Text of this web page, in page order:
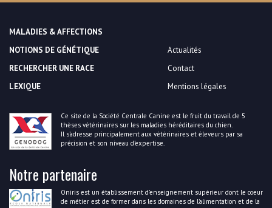
MALADIES & AFFECTIONS
NOTIONS DE GÉNÉTIQUE
RECHERCHER UNE RACE
LEXIQUE
Actualités
Contact
Mentions légales
Ce site de la Société Centrale Canine est le fruit du travail de 5
thèses vétérinaires sur les maladies héréditaires du chien.
Il s’adresse principalement aux vétérinaires et éleveurs par sa
précision et son niveau d’expertise.
Notre partenaire
Oniris est un établissement d’enseignement supérieur dont le coeur
de métier est de former dans les domaines de l’alimentation et de la